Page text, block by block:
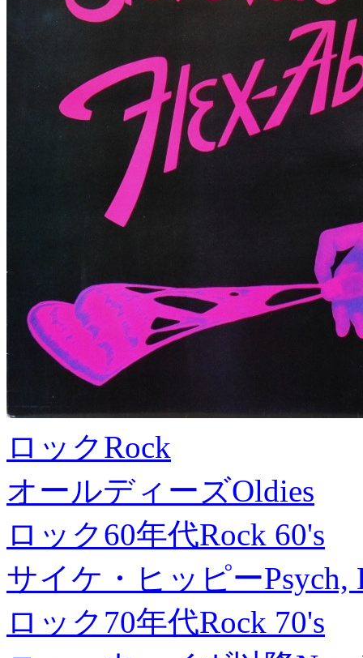
ロックRock
オールディーズOldies
ロック60年代Rock 60's
サイケ・ヒッピーPsych,
ロック70年代Rock 70's